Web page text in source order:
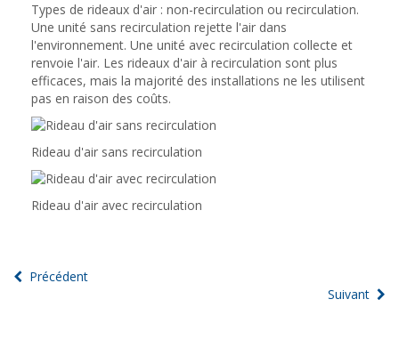
Types de rideaux d'air : non-recirculation ou recirculation.
Une unité sans recirculation rejette l'air dans
l'environnement. Une unité avec recirculation collecte et
renvoie l'air. Les rideaux d'air à recirculation sont plus
efficaces, mais la majorité des installations ne les utilisent
pas en raison des coûts.
Rideau d'air sans recirculation
Rideau d'air avec recirculation
Précédent
Suivant